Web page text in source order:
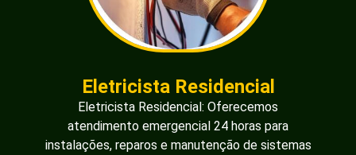
Eletricista Residencial
Eletricista Residencial: Oferecemos
atendimento emergencial 24 horas para
instalações, reparos e manutenção de sistemas